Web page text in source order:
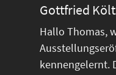
Gottfried
Hallo Thomas,
kennengelernt.